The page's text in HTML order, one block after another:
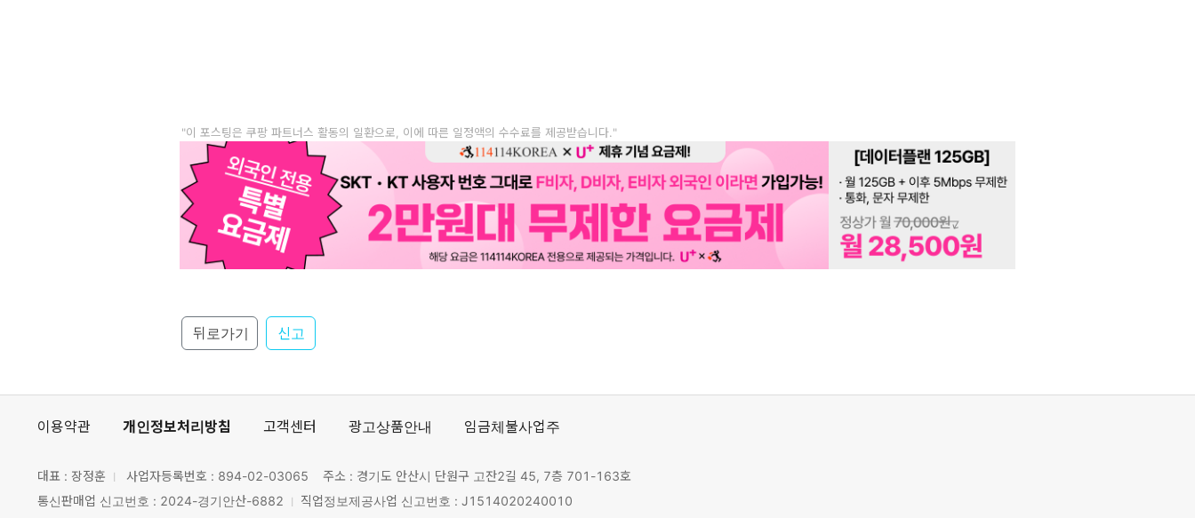
"이 포스팅은 쿠팡 파트너스 활동의 일환으로, 이에 따른 일정액의 수수료를 제공받습니다."
뒤로가기 신고
이용약관 개인정보처리방침 고객센터 광고상품안내 임금체불사업주
대표 : 장정훈 사업자등록번호 : 894-02-03065
주소 : 경기도 안산시 단원구 고잔2길 45, 7층 701-163호
통신판매업 신고번호 : 2024-경기안산-6882
직업정보제공사업 신고번호 : J1514020240010